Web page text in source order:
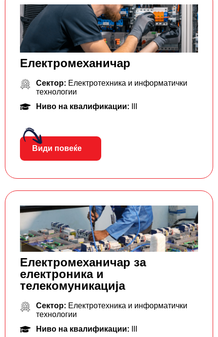
Електромеханичар
Сектор: Електротехника и информатички
технологии
Ниво на квалификации:
Види повеќе
Електромеханичар за
електроника и
телекомуникација
Сектор: Електротехника и информатички
технологии
Ниво на квалификации: